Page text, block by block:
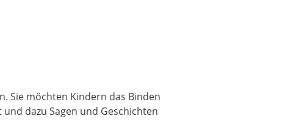
Sie möchten Kindern das Binden
dazu Sagen und Geschichten